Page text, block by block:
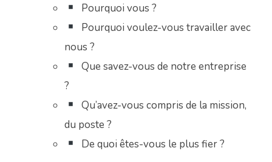
Pourquoi vous ?
Pourquoi voulez-vous travailler avec
nous ?
Que savez-vous de notre entreprise
?
Qu’avez-vous compris de la mission,
du poste ?
De quoi êtes-vous le plus fier ?